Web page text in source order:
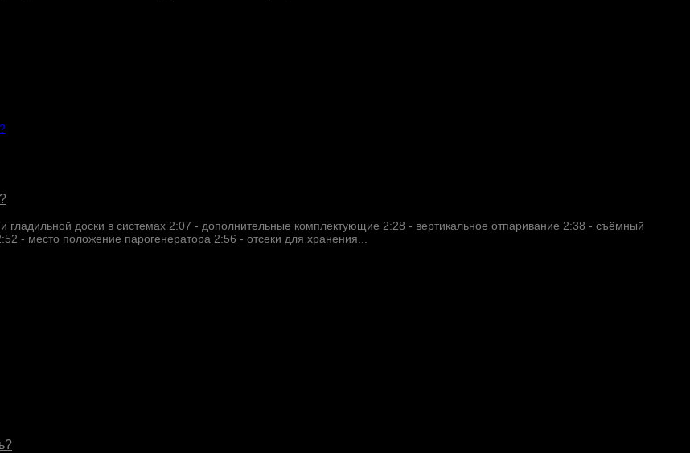
доски в системах 2:07 - дополнительные комплектующие 2:28 - вертикальное отпаривание 2:38 - съёмный
- место положение парогенератора 2:56 - отсеки для хранения...